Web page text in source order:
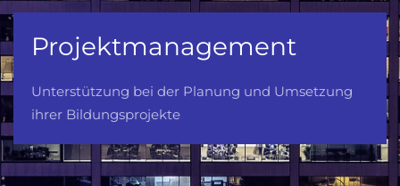
Projektmanagement
Unterstützung bei der Planung und Umsetzung
ihrer Bildungsprojekte